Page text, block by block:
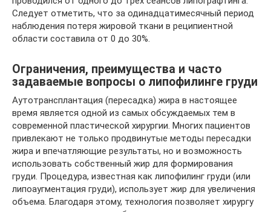
Следует отметить, что за одинадцатимесячный период
наблюдения потеря жировой ткани в реципиентной
области составила от 0 до 30%.
Ограничения, преимущества и часто
задаваемые вопросы о липофилинге груди
Аутотрансплантация (пересадка) жира в настоящее
время является одной из самых обсуждаемых тем в
современной пластической хирургии. Многих пациентов
привлекают не только продвинутые методы пересадки
жира и впечатляющие результаты, но и возможность
использовать собственный жир для формирования
груди. Процедура, известная как липофилинг груди (или
липоаугментация груди), использует жир для увеличения
объема. Благодаря этому, технология позволяет хирургу